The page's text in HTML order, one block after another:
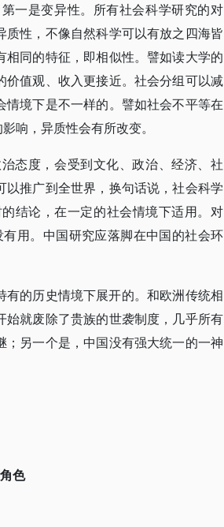
一是变异性。所有社会科学研究的对
性，不像自然科学可以有放之四海皆
同的特征，即相似性。譬如读大学的
值观、收入更接近。社会分组可以减
境下是不一样的。譬如社会不平等在
响，异质性会有所改变。
态度，会受到文化、政治、经济、社
推广到全世界，换句话说，社会科学
结论，在一定的社会情境下适用。对
用。中国研究应落脚在中国的社会环
的历史情境下展开的。和欧洲传统相
就废除了贵族的世袭制度，几乎所有
另一个是，中国没有强大统一的一神
色